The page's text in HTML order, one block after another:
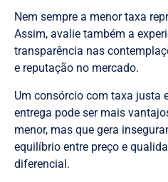
Nem sempre a menor taxa
Assim, avalie também a
transparência nas
e reputação no mercado.
Um consórcio com taxa justa
entrega pode ser mais
menor, mas que gera
equilíbrio entre preço e
diferencial.